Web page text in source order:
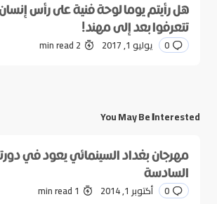
هل رأيتم يوما لوحة فنية على رأس
تتعرفوا بعد إلى مهند!
0 يوليو 1, 2017 2 min read
You May Be Interested
مهرجان بغداد السينمائي يعود في
السادسة
0 أكتوبر 1, 2014 1 min read